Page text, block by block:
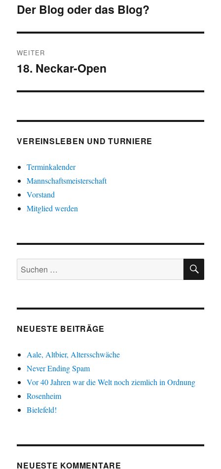
Vorheriger
Der Blog oder das Blog?
WEITER
Nächster
18. Neckar-Open
VEREINSLEBEN UND TURNIERE
Terminkalender
Mannschaftsmeisterschaft
Vorstand
Mitglied werden
Suche
nach:
NEUESTE BEITRÄGE
Aale, Altbier, Altersschwäche
Never Ending Spam
Vor 40 Jahren war die Welt noch ziemlich in Ordnung
Rosenheim
Bielefeld!
NEUESTE KOMMENTARE